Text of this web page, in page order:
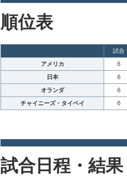
順位表
試合
アメリカ
6
日本
6
オランダ
6
チャイニーズ・タイペイ
6
試合日程・結果